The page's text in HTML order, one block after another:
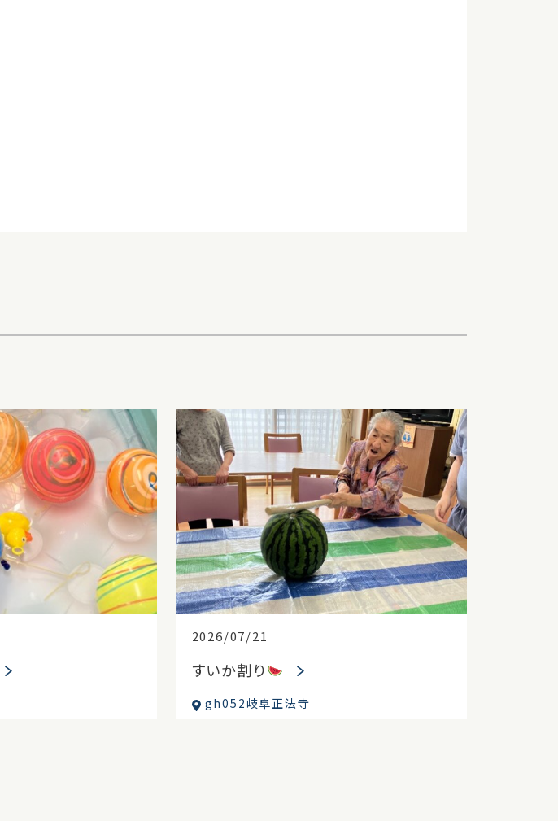
2026/07/21
すいか割り
gh052岐阜正法寺